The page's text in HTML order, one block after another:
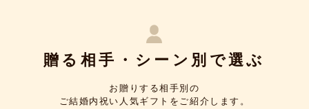
贈る相手・シーン別で選ぶ
お贈りする相手別の
ご結婚内祝い人気ギフトをご紹介します。